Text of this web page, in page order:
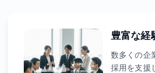
豊富な経
数多くの企
採用を支援